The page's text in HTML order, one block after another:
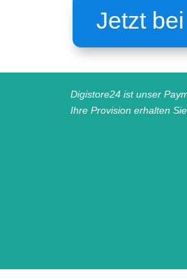
Jetzt
Digistore24 ist unser
Ihre Provision erhalten